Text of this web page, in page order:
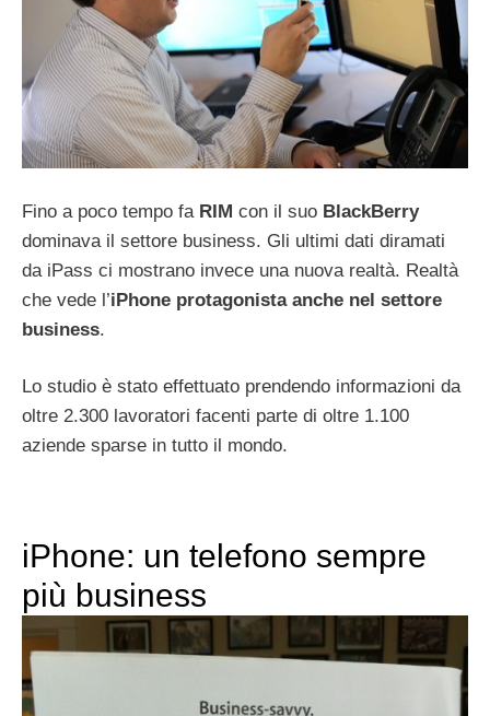
Fino a poco tempo fa RIM con il suo BlackBerry
dominava il settore business. Gli ultimi dati diramati
da iPass ci mostrano invece una nuova realtà. Realtà
che vede l’iPhone protagonista anche nel settore
business.
Lo studio è stato effettuato prendendo informazioni da
oltre 2.300 lavoratori facenti parte di oltre 1.100
aziende sparse in tutto il mondo.
iPhone: un telefono sempre
più business